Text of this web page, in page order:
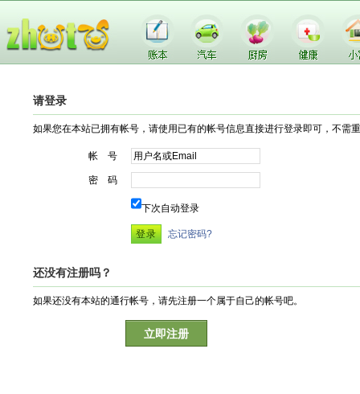
请登录
如果您在本站已拥有帐号，请使用已有的帐号信息直接进行登录即可，不需
帐 号
密 码
下次自动登录
忘记密码?
还没有注册吗？
如果还没有本站的通行帐号，请先注册一个属于自己的帐号吧。
立即注册